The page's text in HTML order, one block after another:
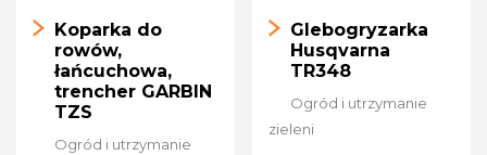
Koparka do
rowów,
łańcuchowa,
trencher GARBIN
TZS
Ogród i utrzymanie
Glebogryzarka
Husqvarna
TR348
Ogród i utrzymanie
zieleni